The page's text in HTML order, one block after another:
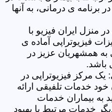
برنامه ی درمانی، به آنها
منزل ایران فیزیو با
فیزیوتراپی آماده ی
همشهریان عزیز در
باشد.
مرکز فیزیوتراپی در
خود خدمات تلفیقی ارائه
به بیماران خدمات
خدمات مرتبط با بهبود